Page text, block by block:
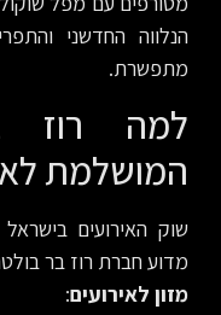
הנלווה החדשני
מתפשרת.
למה רוז
המושלמת
שוק האירועים
מדוע חברת רוז בר
מזון לאירועים: